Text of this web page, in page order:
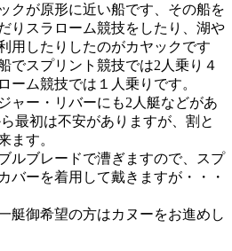
クが原形に近い船です、その船を
りスラローム競技をしたり、湖や
用したりしたのがカヤックです
でスプリント競技では2人乗り４
ーム競技では１人乗りです。
ャー・リバーにも2人艇などがあ
最初は不安がありますが、割と
ます。
ルブレードで漕ぎますので、スプ
バーを着用して戴きますが・・・
艇御希望の方はカヌーをお進めし